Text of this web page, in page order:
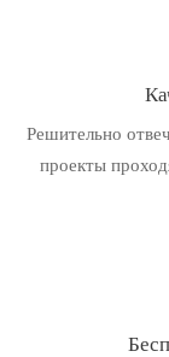
Решительно
проекты